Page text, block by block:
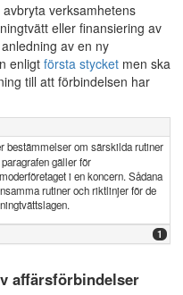
verksamhetens
eller finansiering av
av en ny
enligt första stycket men ska
till att förbindelsen har
bestämmelser om särskilda rutiner
gäller för
i en koncern. Sådana
rutiner och riktlinjer för de
1
affärsförbindelser